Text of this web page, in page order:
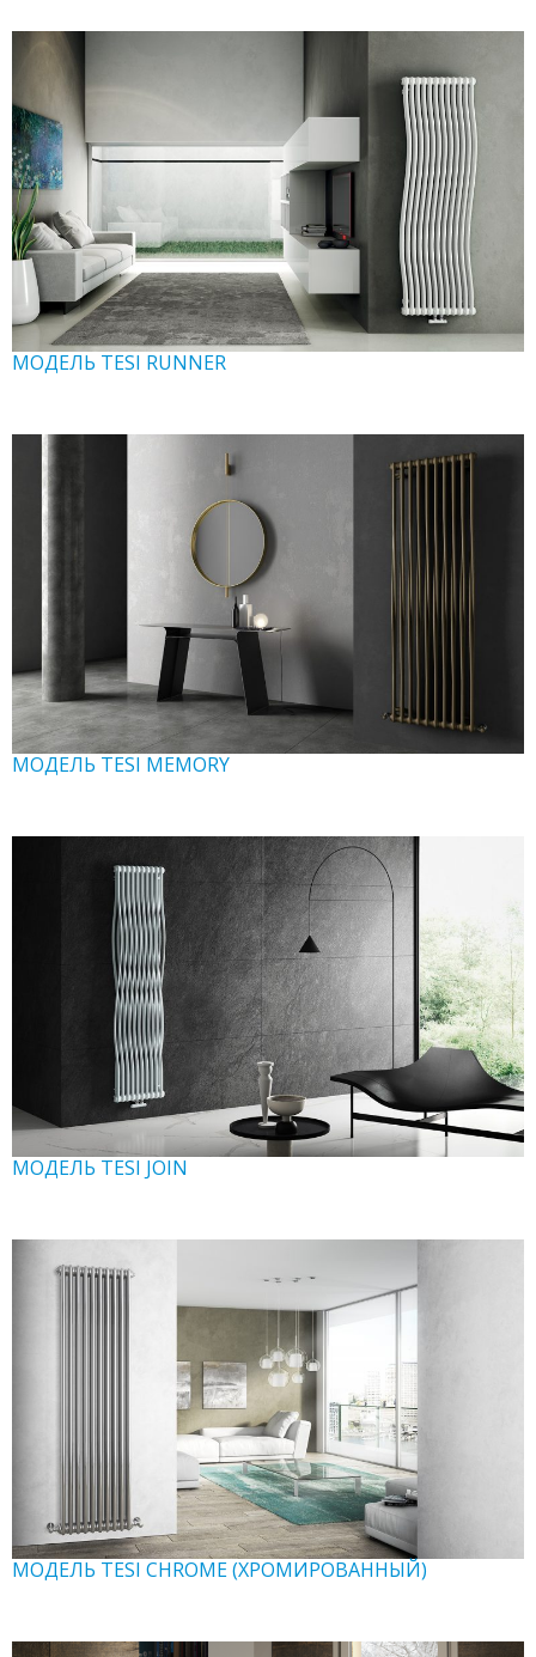
МОДЕЛЬ TESI RUNNER
МОДЕЛЬ TESI MEMORY
МОДЕЛЬ TESI JOIN
МОДЕЛЬ TESI CHROME (ХРОМИРОВАННЫЙ)